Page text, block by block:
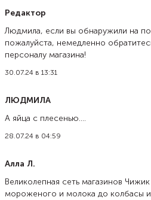
Редактор
Людмила, если вы обнаружили на
пожалуйста, немедленно
персоналу магазина!
30.07.24 в 13:31
ЛЮДМИЛА
А яйца с плесенью....
28.07.24 в 04:59
Алла Л.
Великолепная сеть магазинов
мороженого и молока до колбасы